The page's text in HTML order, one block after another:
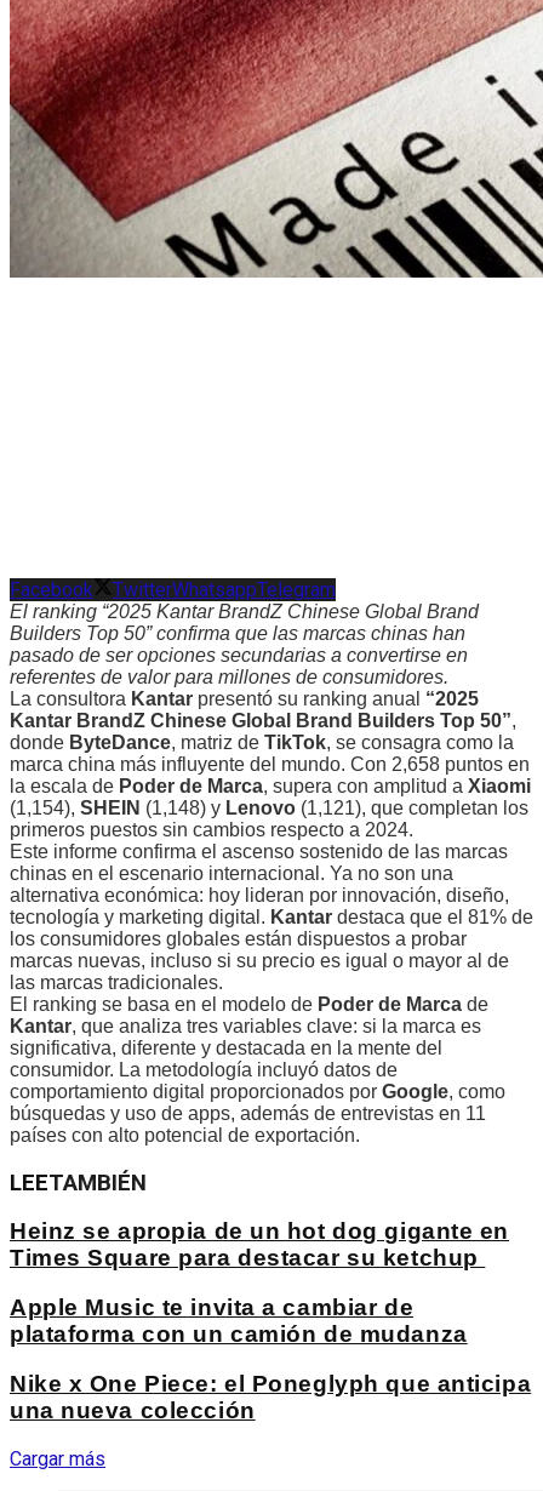
Facebook TwitterWhatsappTelegram
El ranking “2025 Kantar BrandZ Chinese Global Brand
Builders Top 50” confirma que las marcas chinas han
pasado de ser opciones secundarias a convertirse en
referentes de valor para millones de consumidores.
La consultora Kantar presentó su ranking anual “2025
Kantar BrandZ Chinese Global Brand Builders Top 50”,
donde ByteDance, matriz de TikTok, se consagra como la
marca china más influyente del mundo. Con 2,658 puntos en
la escala de Poder de Marca, supera con amplitud a Xiaomi
(1,154), SHEIN (1,148) y Lenovo (1,121), que completan los
primeros puestos sin cambios respecto a 2024.
Este informe confirma el ascenso sostenido de las marcas
chinas en el escenario internacional. Ya no son una
alternativa económica: hoy lideran por innovación, diseño,
tecnología y marketing digital. Kantar destaca que el 81% de
los consumidores globales están dispuestos a probar
marcas nuevas, incluso si su precio es igual o mayor al de
las marcas tradicionales.
El ranking se basa en el modelo de Poder de Marca de
Kantar, que analiza tres variables clave: si la marca es
significativa, diferente y destacada en la mente del
consumidor. La metodología incluyó datos de
comportamiento digital proporcionados por Google, como
búsquedas y uso de apps, además de entrevistas en 11
países con alto potencial de exportación.
LEETAMBIÉN
Heinz se apropia de un hot dog gigante en
Times Square para destacar su ketchup
Apple Music te invita a cambiar de
plataforma con un camión de mudanza
Nike x One Piece: el Poneglyph que anticipa
una nueva colección
Cargar más